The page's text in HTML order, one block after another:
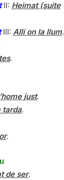
II: Heimat (suite
III: Allí on la llum.
.
just.
tarda.
.
de ser.